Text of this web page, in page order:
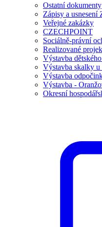
Ostatní dokumenty
Zápisy a usnesení
Veřejné zakázky
CZECHPOINT
Sociálně-právní
Realizované
Výstavba
Výstavba skalky
Výstavba
Výstavba -
Okresní